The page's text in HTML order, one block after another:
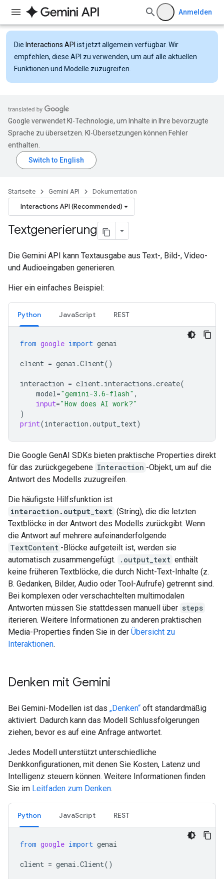
Anmelden
Die Interactions API ist jetzt allgemein verfügbar. Wir
empfehlen, diese API zu verwenden, um auf alle aktuellen
Funktionen und Modelle zuzugreifen.
Google verwendet KI-Technologie, um Inhalte in Ihre bevorzugte
Sprache zu übersetzen. KI-Übersetzungen können Fehler
enthalten.
Startseite Gemini API Dokumentation
Interactions API (Recommended)
Textgenerierung
Die Gemini API kann Textausgabe aus Text-, Bild-, Video-
und Audioeingaben generieren.
Hier ein einfaches Beispiel:
Python JavaScript REST
from google import genai
client = genai .Client()
interaction = client. interactions .create(
model="gemini-3.6-flash" ,
input="How does AI work?"
)
print(interaction .output_text)
Die Google GenAI SDKs bieten praktische Properties direkt
für das zurückgegebene Interaction -Objekt, um auf die
Antwort des Modells zuzugreifen.
Die häufigste Hilfsfunktion ist
interaction.output_text (String), die die letzten
Textblöcke in der Antwort des Modells zurückgibt. Wenn
die Antwort auf mehrere aufeinanderfolgende
TextContent -Blöcke aufgeteilt ist, werden sie
automatisch zusammengefügt.
.output_text enthält
keine früheren Textblöcke, die durch Nicht-Text-Inhalte (z.
B. Gedanken, Bilder, Audio oder Tool-Aufrufe) getrennt sind.
Bei komplexen oder verschachtelten multimodalen
Antworten müssen Sie stattdessen manuell über steps
iterieren. Weitere Informationen zu anderen praktischen
Media-Properties finden Sie in der Übersicht zu
Interaktionen.
Denken mit Gemini
Bei Gemini-Modellen ist das „Denken“ oft standardmäßig
aktiviert. Dadurch kann das Modell Schlussfolgerungen
ziehen, bevor es auf eine Anfrage antwortet.
Jedes Modell unterstützt unterschiedliche
Denkkonfigurationen, mit denen Sie Kosten, Latenz und
Intelligenz steuern können. Weitere Informationen finden
Sie im Leitfaden zum Denken.
Python JavaScript REST
from google import genai
client = genai .Client()